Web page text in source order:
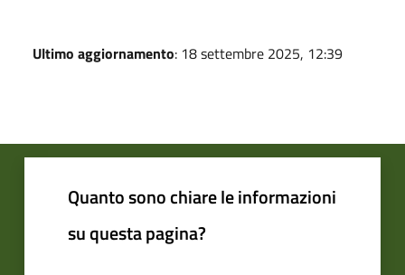
Ultimo aggiornamento: 18 settembre 2025, 12:39
Quanto sono chiare le informazioni
su questa pagina?